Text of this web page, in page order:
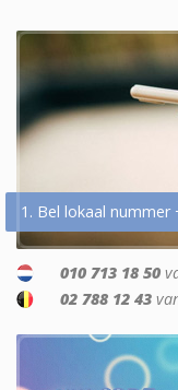
1. Bel lokaal nummer
010 713 18 50
02 788 12 43